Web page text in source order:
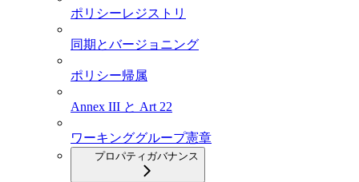
ポリシーレジストリ
同期とバージョニング
ポリシー帰属
Annex III と Art 22
ワーキンググループ憲章
プロパティガバナンス